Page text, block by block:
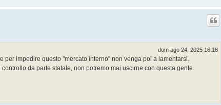
dom ago 24, 2025 16:18
per impedire questo "mercato interno" non venga poi a lamentarsi.
da parte statale, non potremo mai uscirne con questa gente.